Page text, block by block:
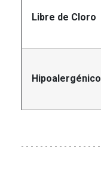
Libre de Cloro
Hipoalergénico